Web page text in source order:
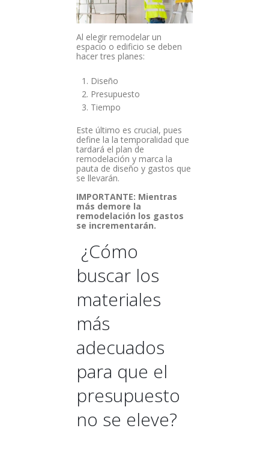
Al elegir remodelar un
espacio o edificio se deben
hacer tres planes:
Diseño
Presupuesto
Tiempo
Este último es crucial, pues
define la la temporalidad que
tardará el plan de
remodelación y marca la
pauta de diseño y gastos que
se llevarán.
IMPORTANTE: Mientras
más demore la
remodelación los gastos
se incrementarán.
¿Cómo
buscar los
materiales
más
adecuados
para que el
presupuesto
no se eleve?